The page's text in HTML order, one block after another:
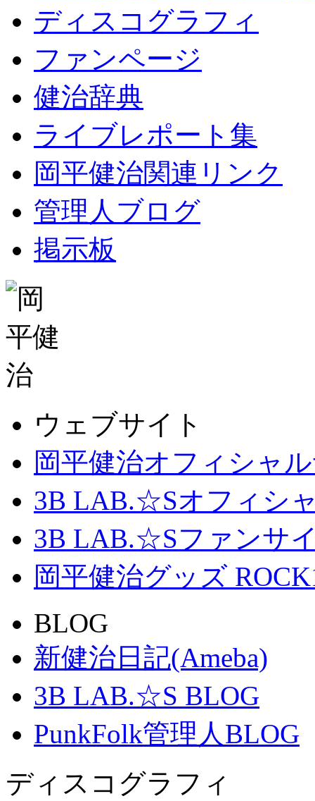
ディスコグラフィ
ファンページ
健治辞典
ライブレポート集
岡平健治関連リンク
管理人ブログ
掲示板
ウェブサイト
岡平健治オフィシャ
3B LAB.☆Sオフィシ
3B LAB.☆Sファンサイ
岡平健治グッズ
BLOG
新健治日記(Ameba)
3B LAB.☆S BLOG
PunkFolk管理人BLOG
ディスコグラフィ